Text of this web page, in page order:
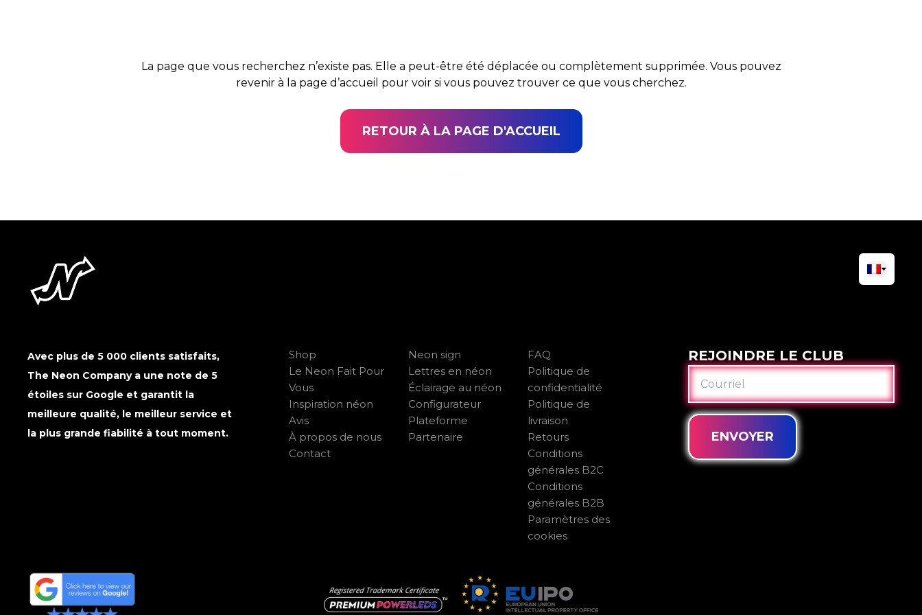
La page que vous recherchez n’existe pas. Elle a peut-être été déplacée ou complètement supprimée. Vous pouvez
revenir à la page d’accueil pour voir si vous pouvez trouver ce que vous cherchez.
RETOUR À LA PAGE D'ACCUEIL
Avec plus de 5 000 clients satisfaits,
The Neon Company a une note de 5
étoiles sur Google et garantit la
meilleure qualité, le meilleur service et
la plus grande fiabilité à tout moment.
Shop
Le Neon Fait Pour
Vous
Inspiration néon
Avis
À propos de nous
Contact
Neon sign
Lettres en néon
Éclairage au néon
Configurateur
Plateforme
Partenaire
FAQ
Politique de
confidentialité
Politique de
livraison
Retours
Conditions
générales B2C
Conditions
générales B2B
Paramètres des
cookies
REJOINDRE LE CLUB
COURRIEL
ENVOYER